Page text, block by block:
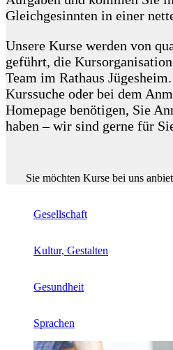
Gleichgesinnten in einer
Unsere Kurse werden von
geführt, die
Team im Rathaus
Kurssuche oder bei dem
Homepage benötigen, Sie
haben – wir sind gerne für
Sie möchten Kurse bei uns
Gesellschaft
Kultur, Gestalten
Gesundheit
Sprachen